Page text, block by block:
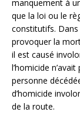
manquement à
que la loi ou le
constitutifs.
provoquer la
il est causé
l’homicide
personne
d’homicide
de la route.